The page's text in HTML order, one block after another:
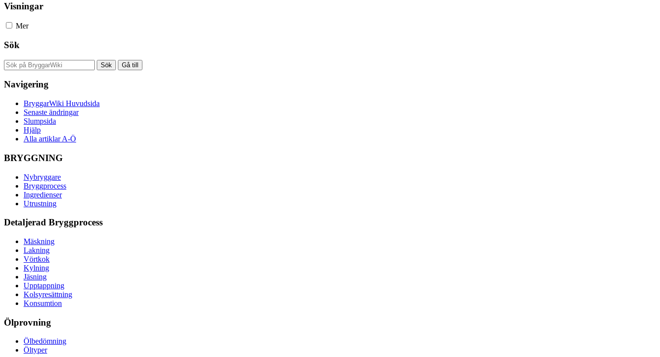
Visningar
Mer
Sök
Navigering
BryggarWiki Huvudsida
Senaste ändringar
Slumpsida
Hjälp
Alla artiklar A-Ö
BRYGGNING
Nybryggare
Bryggprocess
Ingredienser
Utrustning
Detaljerad Bryggprocess
Mäskning
Lakning
Vörtkok
Kylning
Jäsning
Upptappning
Kolsyresättning
Konsumtion
Ölprovning
Ölbedömning
Öltyper